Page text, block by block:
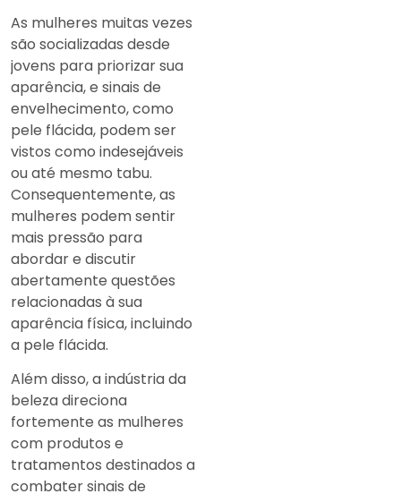
As mulheres muitas vezes
são socializadas desde
jovens para priorizar sua
aparência, e sinais de
envelhecimento, como
pele flácida, podem ser
vistos como indesejáveis
ou até mesmo tabu.
Consequentemente, as
mulheres podem sentir
mais pressão para
abordar e discutir
abertamente questões
relacionadas à sua
aparência física, incluindo
a pele flácida.
Além disso, a indústria da
beleza direciona
fortemente as mulheres
com produtos e
tratamentos destinados a
combater sinais de